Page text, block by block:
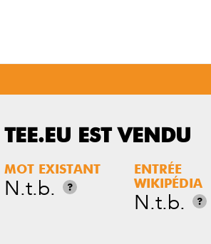
TEE.EU EST VENDU
MOT EXISTANT
N.t.b. ?
ENTRÉE
WIKIPÉDIA
N.t.b. ?